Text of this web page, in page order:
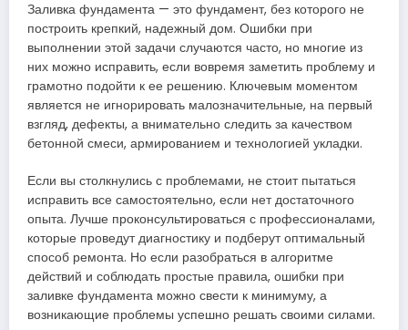
Заливка фундамента — это фундамент, без которого не
построить крепкий, надежный дом. Ошибки при
выполнении этой задачи случаются часто, но многие из
них можно исправить, если вовремя заметить проблему и
грамотно подойти к ее решению. Ключевым моментом
является не игнорировать малозначительные, на первый
взгляд, дефекты, а внимательно следить за качеством
бетонной смеси, армированием и технологией укладки.
Если вы столкнулись с проблемами, не стоит пытаться
исправить все самостоятельно, если нет достаточного
опыта. Лучше проконсультироваться с профессионалами,
которые проведут диагностику и подберут оптимальный
способ ремонта. Но если разобраться в алгоритме
действий и соблюдать простые правила, ошибки при
заливке фундамента можно свести к минимуму, а
возникающие проблемы успешно решать своими силами.